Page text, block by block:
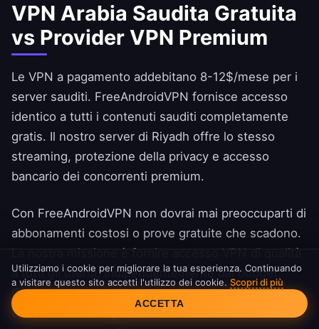
VPN Arabia Saudita Gratuita
vs Provider VPN Premium
Le VPN a pagamento addebitano 8-12$/mese per i
server sauditi. FreeAndroidVPN fornisce accesso
identico a tutti i contenuti sauditi completamente
gratis. Il nostro server di Riyadh offre lo stesso
streaming, protezione della privacy e accesso
bancario dei concorrenti premium.
Con FreeAndroidVPN non dovrai mai preoccuparti di
abbonamenti costosi o prove gratuite che scadono.
La nostra missione è fornire accesso VPN di qualità
a tutti gli utenti, indipendentemente dal budget.
Connettiti ai nostri server sauditi senza limiti di
tempo o di dati e goditi internet saudita al massimo
Consenso Cookie
Utilizziamo i cookie per migliorare la tua esperienza. Continuando
a visitare questo sito accetti l'utilizzo dei cookie. Scopri di più
ACCETTA